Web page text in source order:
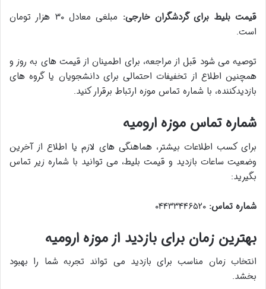
قیمت بلیط برای گردشگران خارجی:
مبلغی معادل ۳۰ هزار تومان
است.
توصیه می شود قبل از مراجعه، برای اطمینان از قیمت های به روز و
همچنین اطلاع از تخفیفات احتمالی برای دانشجویان یا گروه های
بازدیدکننده، با شماره تماس موزه ارتباط برقرار کنید.
شماره تماس موزه ارومیه
برای کسب اطلاعات بیشتر، هماهنگی های لازم یا اطلاع از آخرین
وضعیت ساعات بازدید و قیمت بلیط، می توانید با شماره زیر تماس
بگیرید:
شماره تماس:
بهترین زمان برای بازدید از موزه ارومیه
انتخاب زمان مناسب برای بازدید می تواند تجربه شما را بهبود
بخشد.